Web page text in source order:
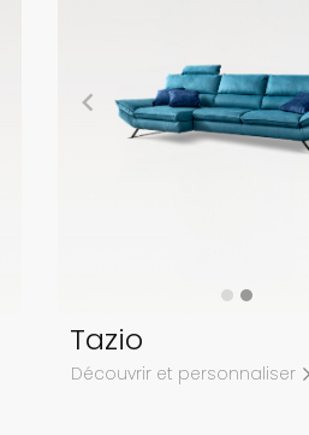
Tazio
Découvrir et personnaliser